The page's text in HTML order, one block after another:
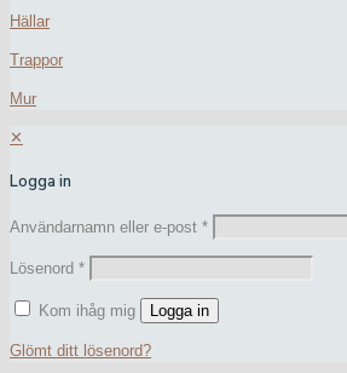
Hällar
Trappor
Mur
✕
Logga in
Användarnamn eller e-post *
Lösenord *
Kom ihåg mig Logga in
Glömt ditt lösenord?